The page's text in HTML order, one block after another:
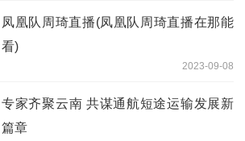
凤凰队周琦直播(凤凰队周琦直播在那能
看)
2023-09-08
专家齐聚云南 共谋通航短途运输发展新
篇章